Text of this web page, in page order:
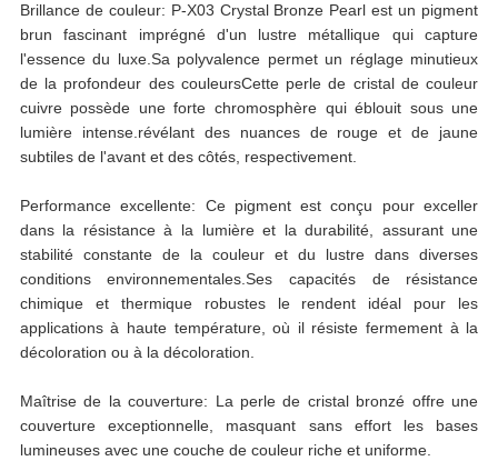
Brillance de couleur: P-X03 Crystal Bronze Pearl est un pigment
brun fascinant imprégné d'un lustre métallique qui capture
l'essence du luxe.Sa polyvalence permet un réglage minutieux
de la profondeur des couleursCette perle de cristal de couleur
cuivre possède une forte chromosphère qui éblouit sous une
lumière intense.révélant des nuances de rouge et de jaune
subtiles de l'avant et des côtés, respectivement.
Performance excellente: Ce pigment est conçu pour exceller
dans la résistance à la lumière et la durabilité, assurant une
stabilité constante de la couleur et du lustre dans diverses
conditions environnementales.Ses capacités de résistance
chimique et thermique robustes le rendent idéal pour les
applications à haute température, où il résiste fermement à la
décoloration ou à la décoloration.
Maîtrise de la couverture: La perle de cristal bronzé offre une
couverture exceptionnelle, masquant sans effort les bases
lumineuses avec une couche de couleur riche et uniforme.